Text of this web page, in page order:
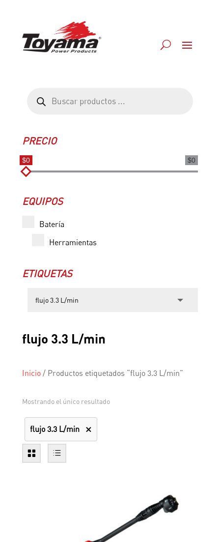
productos
PRECIO
$0
$0
EQUIPOS
Batería
Herramientas
ETIQUETAS
flujo 3.3 L/min
Inicio/ Productos etiquetados “flujo 3.3 L/min”
Mostrando el único resultado
flujo 3.3 L/min